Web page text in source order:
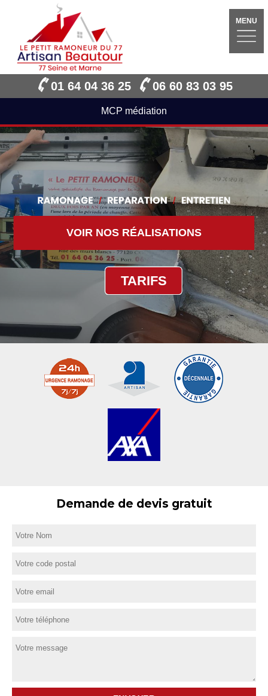
MENU
01 64 04 36 25 06 60 83 03 95
MCP médiation
VOIR NOS RÉALISATIONS
TARIFS
Demande de devis gratuit